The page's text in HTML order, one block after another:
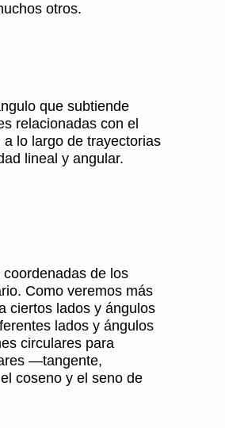
otros.
que subtiende
relacionadas con el
lo largo de trayectorias
lineal y angular.
de los
Como veremos más
ciertos lados y ángulos
lados y ángulos
circulares para
—tangente,
coseno y el seno de